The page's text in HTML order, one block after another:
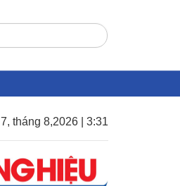
7, tháng 8,2026 | 3:31